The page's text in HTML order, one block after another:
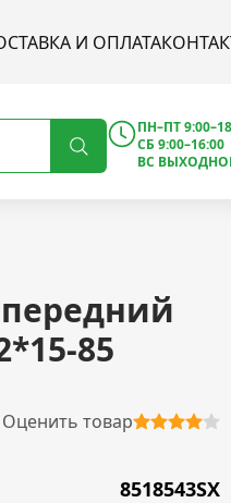
И ОПЛАТА
ПН–ПТ
СБ 9:00–16:00
ВС
85
Оценить товар
8518543SX